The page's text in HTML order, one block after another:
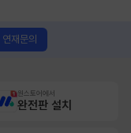
연재문의
원스토어에서
완전판 설치